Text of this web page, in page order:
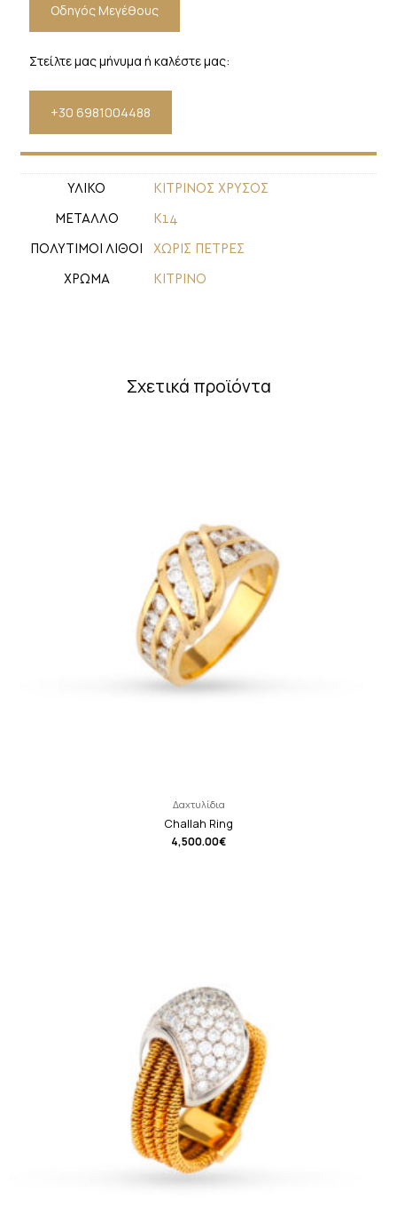
Οδηγός Μεγέθους
Στείλτε μας μήνυμα ή καλέστε μας:
+30 6981004488
ΥΛΙΚΟ ΚΙΤΡΙΝΟΣ ΧΡΥΣΟΣ
ΜΕΤΑΛΛΟ Κ14
ΠΟΛΥΤΙΜΟΙ ΛΙΘΟΙ ΧΩΡΙΣ ΠΕΤΡΕΣ
ΧΡΩΜΑ ΚΙΤΡΙΝΟ
Σχετικά προϊόντα
Δαχτυλίδια
Challah Ring
4,500.00€